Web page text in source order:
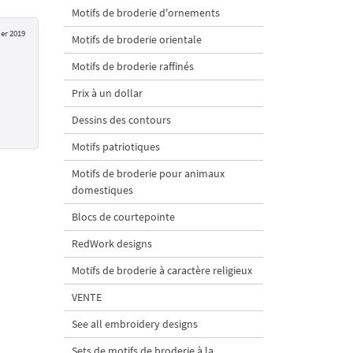
2019
Motifs de broderie d'ornements
Motifs de broderie orientale
Motifs de broderie raffinés
Prix à un dollar
Dessins des contours
Motifs patriotiques
Motifs de broderie pour animaux
domestiques
Blocs de courtepointe
RedWork designs
Motifs de broderie à caractère religieux
VENTE
See all embroidery designs